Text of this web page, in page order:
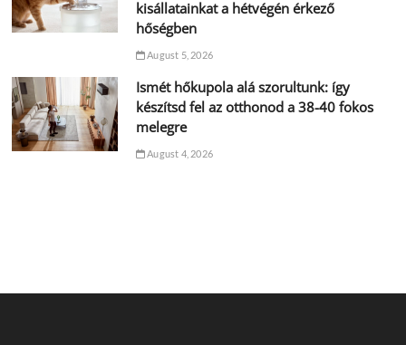
kisállatainkat a hétvégén érkező
hőségben
August 5, 2026
Ismét hőkupola alá szorultunk: így
készítsd fel az otthonod a 38-40 fokos
melegre
August 4, 2026